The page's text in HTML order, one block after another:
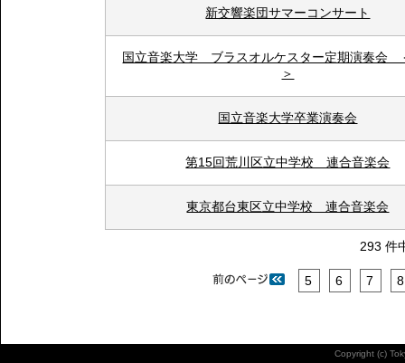
新交響楽団サマーコンサート
国立音楽大学 ブラスオルケスター定期演奏会
＞
国立音楽大学卒業演奏会
第15回荒川区立中学校 連合音楽会
東京都台東区立中学校 連合音楽会
293 件
5 6 7 8
Copyright (c)